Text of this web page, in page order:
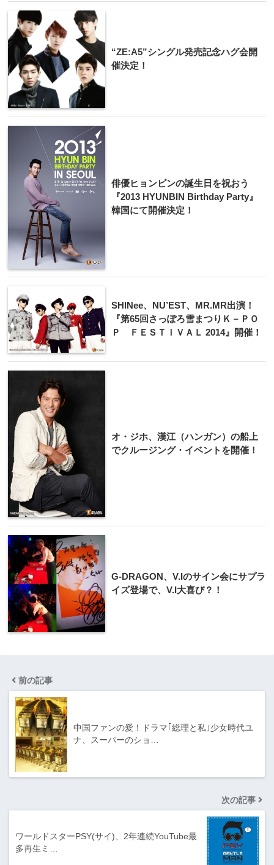
“ZE:A5”シングル発売記念ハグ会開
催決定！
俳優ヒョンビンの誕生日を祝おう
『2013 HYUNBIN Birthday Party』
韓国にて​開催決定！
SHINee、NU’EST、MR.MR出演！
『第65回さっぽろ雪まつりＫ－ＰＯ
Ｐ ＦＥＳＴＩＶＡＬ 2014』開催！
オ・ジホ、漢江（ハンガン）の船上
でクルージング・イベントを開催！
G-DRAGON、V.Iのサイン会にサプラ
イズ登場で、V.I大喜び？！
前の記事
中国ファンの愛！ドラマ｢総理と私｣少女時代ユ
ナ、スーパーのショ…
次の記事
ワールドスターPSY(サイ)、2年連続YouTube最
多再生ミ…